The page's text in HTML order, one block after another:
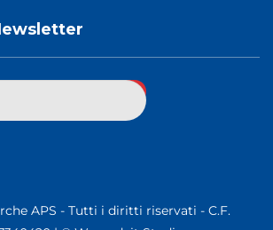
APS - Tutti i diritti riservati - C.F.